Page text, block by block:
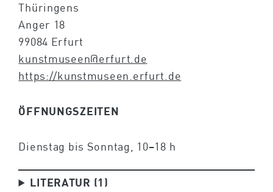
Thüringens
Anger 18
99084 Erfurt
kunstmuseen@erfurt.de
https://kunstmuseen.erfurt.de
ÖFFNUNGSZEITEN
Dienstag bis Sonntag, 10–18 h
LITERATUR (1)